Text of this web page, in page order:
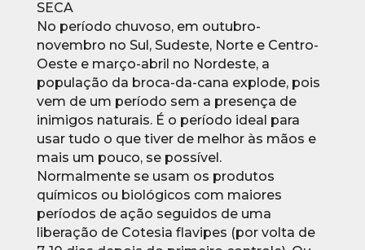
SECA
No período chuvoso, em outubro-
novembro no Sul, Sudeste, Norte e Centro-
Oeste e março-abril no Nordeste, a
população da broca-da-cana explode, pois
vem de um período sem a presença de
inimigos naturais. É o período ideal para
usar tudo o que tiver de melhor às mãos e
mais um pouco, se possível.
Normalmente se usam os produtos
químicos ou biológicos com maiores
períodos de ação seguidos de uma
liberação de Cotesia flavipes (por volta de